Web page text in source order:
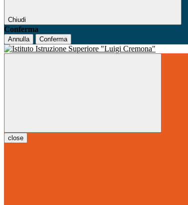
Chiudi
Conferma
Annulla Conferma
close